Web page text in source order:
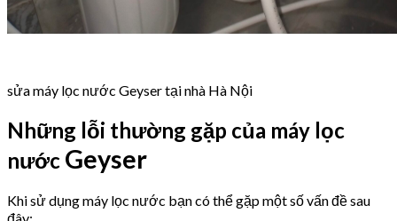
sửa máy lọc nước Geyser tại nhà Hà Nội
Những lỗi thường gặp của máy lọc
nước Geyser
Khi sử dụng máy lọc nước bạn có thể gặp một số vấn đề sau